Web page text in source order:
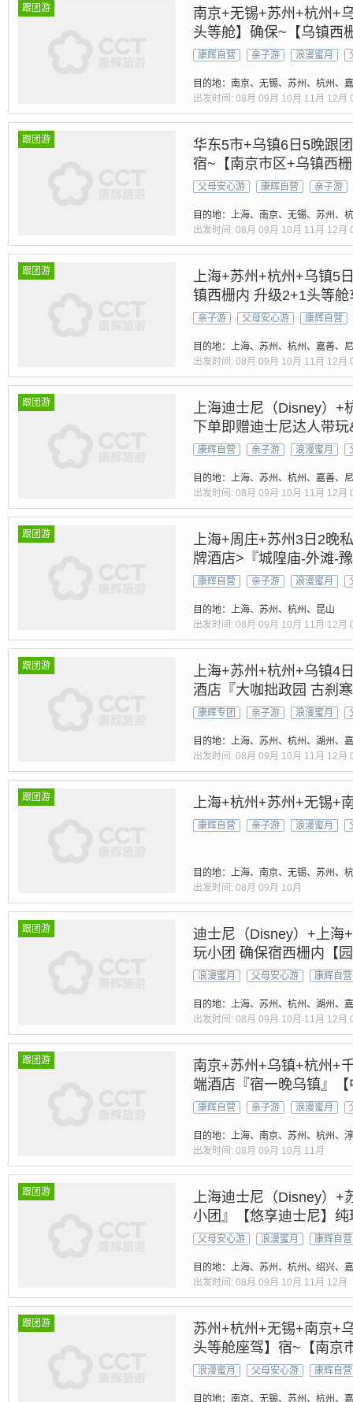
跟团游
南京+无锡+苏州+杭州+
头等舱】确保~【乌镇西
园+寒山寺】5A双水乡【
康辉自营 亲子游 浪漫蜜月
目的地：南京、无锡、苏州、杭州、
出发时间: 08月 09月 10月 11月 12月
跟团游
华东5市+乌镇6日5晚跟
宿~【南京市区+乌镇西
世遗｜西湖西塘双游船
父母安心游 康辉自营 亲子游
目的地：上海、南京、无锡、苏州、
出发时间: 08月 09月 10月 11月 12月
跟团游
上海+苏州+杭州+乌镇5
镇西栅内 升级2+1头等
西塘双游船 汉服抄经】
亲子游 父母安心游 康辉自营
目的地：上海、苏州、杭州、嘉善、
出发时间: 08月 09月 10月 11月 12月
跟团游
上海迪士尼（Disney）+
下单即赠迪士尼达人带
政园|灵隐飞来峰|VIP入
康辉自营 亲子游 浪漫蜜月
目的地：上海、苏州、杭州、嘉善、
出发时间: 08月 09月 10月 11月 12月
跟团游
上海+周庄+苏州3日2晚
牌酒店>『城隍庙-外滩-
赠送景交-苏州园林：拙
康辉自营 亲子游 浪漫蜜月
目的地：上海、苏州、杭州、昆山
出发时间: 08月 09月 10月 11月 12月
跟团游
上海+苏州+杭州+乌镇4
酒店『大咖拙政园 古刹
宴+60网红素斋『赠西湖
康辉专团 亲子游 浪漫蜜月
目的地：上海、苏州、杭州、湖州、
出发时间: 08月 09月 10月 11月 12月
跟团游 上海+杭州+苏州+无锡+
康辉自营 亲子游 浪漫蜜月
目的地：上海、南京、无锡、苏州、
出发时间: 08月 09月 10月
跟团游
迪士尼（Disney）+上海
玩小团 确保宿西栅内【
5A三水乡｜品50元御茶
浪漫蜜月 父母安心游 康辉自营
目的地：上海、苏州、杭州、湖州、
出发时间: 08月 09月 10月 11月 12月
跟团游
南京+苏州+乌镇+杭州+
端酒店『宿一晚乌镇』
卡乌镇西栅日与夜-登雷
康辉自营 亲子游 浪漫蜜月
目的地：上海、南京、苏州、杭州、
出发时间: 08月 09月 10月 11月
跟团游
上海迪士尼（Disney）+
小团』【悠享迪士尼】
乡 乌镇西塘丨网红西栅
父母安心游 浪漫蜜月 康辉自营
目的地：上海、苏州、杭州、绍兴、
出发时间: 08月 09月 10月 11月 12月
跟团游
苏州+杭州+无锡+南京+
头等舱座驾】宿~【南京
双绝（拙政园+寒山寺）
浪漫蜜月 父母安心游 康辉自营
目的地：南京、无锡、苏州、杭州、